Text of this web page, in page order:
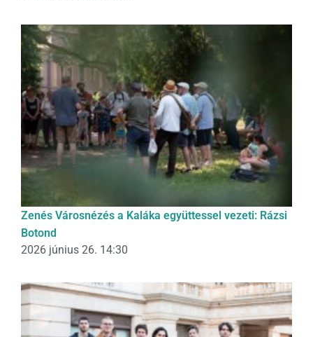
Zenés Városnézés a Kaláka együttessel vezeti: Rázsi
Botond
2026 június 26. 14:30